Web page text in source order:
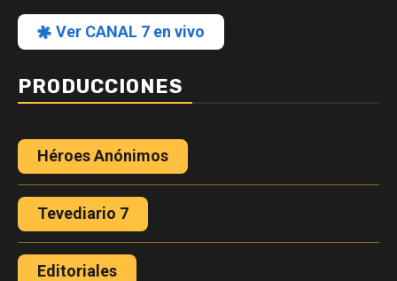
Ver CANAL 7 en vivo
PRODUCCIONES
Héroes Anónimos
Tevediario 7
Editoriales